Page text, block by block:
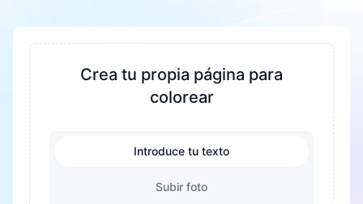
Crea tu propia página para
colorear
Introduce tu texto
Subir foto